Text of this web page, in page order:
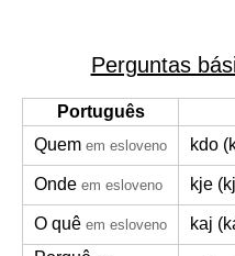
Perguntas
Português
Quem em esloveno kdo
Onde em esloveno kje
O quê em esloveno
kaj